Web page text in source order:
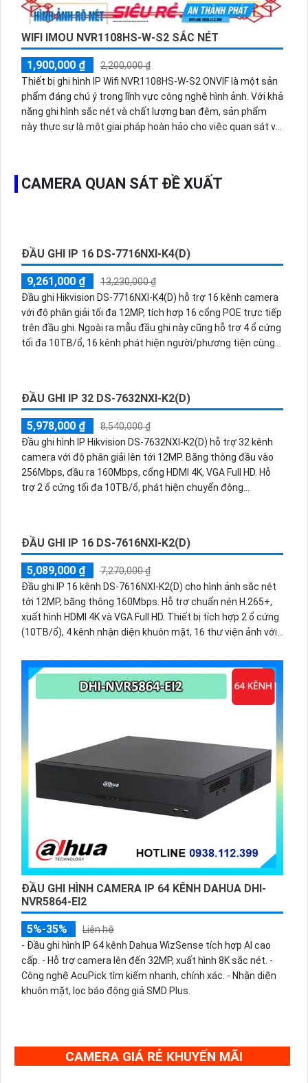
WIFI IMOU NVR1108HS-W-S2 SẮC NÉT
1,900,000 ₫
2,200,000 ₫
Thiết bị ghi hình IP Wifi NVR1108HS-W-S2 ONVIF là một sản
phẩm đáng chú ý trong lĩnh vực công nghệ hình ảnh. Với khả
năng ghi hình sắc nét và chất lượng ban đêm, sản phẩm
này thực sự là một giai pháp hoàn hảo cho việc quan sát và
cho công trình lớn. Thiết bị cũng sử dụng công nghệ ONVIF
cho chất lượng thu hình tốt hơn. Hơn nữa, với khả năng lưu
CAMERA QUAN SÁT ĐỀ XUẤT
ĐẦU GHI IP 16 DS-7716NXI-K4(D)
9,261,000 ₫
13,230,000 ₫
Đầu ghi Hikvision DS-7716NXI-K4(D) hỗ trợ 16 kênh camera
với độ phân giải tối đa 12MP, tích hợp 16 cổng POE trực tiếp
trên đầu ghi. Ngoài ra mẫu đầu ghi này cũng hỗ trợ 4 ổ cứng
tối đa 10TB/ổ, 16 kênh phát hiện người/phương tiện cùng
ĐẦU GHI IP 32 DS-7632NXI-K2(D)
5,978,000 ₫
8,540,000 ₫
Đầu ghi hình IP Hikvision DS-7632NXI-K2(D) hỗ trợ 32 kênh
camera với độ phân giải lên tới 12MP. Băng thông đầu vào
256Mbps, đầu ra 160Mbps, cổng HDMI 4K, VGA Full HD. Hỗ
trợ 2 ổ cứng tối đa 10TB/ổ, phát hiện chuyển động
ĐẦU GHI IP 16 DS-7616NXI-K2(D)
5,089,000 ₫
7,270,000 ₫
Đầu ghi IP 16 kênh DS-7616NXI-K2(D) cho hình ảnh sắc nét
tới 12MP, băng thông 160Mbps. Hỗ trợ chuẩn nén H.265+,
xuất hình HDMI 4K và VGA Full HD. Thiết bị tích hợp 2 ổ cứng
(10TB/ổ), 4 kênh nhận diện khuôn mặt, 16 thư viện ảnh với
tiện.
ĐẦU GHI HÌNH CAMERA IP 64 KÊNH DAHUA DHI-
NVR5864-EI2
5%-35%
Liên hệ
- Đầu ghi hình IP 64 kênh Dahua WizSense tích hợp AI cao
cấp. - Hỗ trợ camera lên đến 32MP, xuất hình 8K sắc nét. -
Công nghệ AcuPick tìm kiếm nhanh, chính xác. - Nhận diện
khuôn mặt, lọc báo động giả SMD Plus.
CAMERA GIÁ RẺ KHUYẾN MÃI